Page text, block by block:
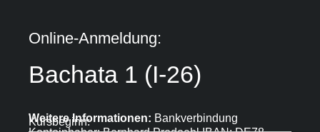
Online-Anmeldung:
Bachata 1 (I-26)
Weitere Informationen: Bankverbindung
Kursbeginn: